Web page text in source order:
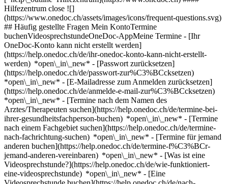
Hilfezentrum close ![]
(https://www.onedoc.ch/assets/images/icons/frequent-questions.svg)
## Häufig gestellte Fragen Mein KontoTermine
buchenVideosprechstundeOneDoc-AppMeine Termine - [Ihr
OneDoc-Konto kann nicht erstellt werden]
(https://help.onedoc.ch/de/ihr-onedoc-konto-kann-nicht-erstellt-
werden) *open\_in\_new* - [Passwort zurücksetzen]
(https://help.onedoc.ch/de/passwort-zur%C3%BCcksetzen)
*open\_in\_new* - [E-Mailadresse zum Anmelden zurücksetzen]
(https://help.onedoc.ch/de/anmelde-e-mail-zur%C3%BCcksetzen)
*open\_in\_new* - [Termine nach dem Namen des
Arztes/Therapeuten suchen](https://help.onedoc.ch/de/termine-bei-
ihrer-gesundheitsfachperson-buchen) *open\_in\_new* - [Termine
nach einem Fachgebiet suchen](https://help.onedoc.ch/de/termine-
nach-fachrichtung-suchen) *open\_in\_new* - [Termine für jemand
anderen buchen](https://help.onedoc.ch/de/termine-f%C3%BCr-
jemand-anderen-vereinbaren) *open\_in\_new* - [Was ist eine
Videosprechstunde?](https://help.onedoc.ch/de/wie-funktioniert-
eine-videosprechstunde) *open\_in\_new* - [Eine